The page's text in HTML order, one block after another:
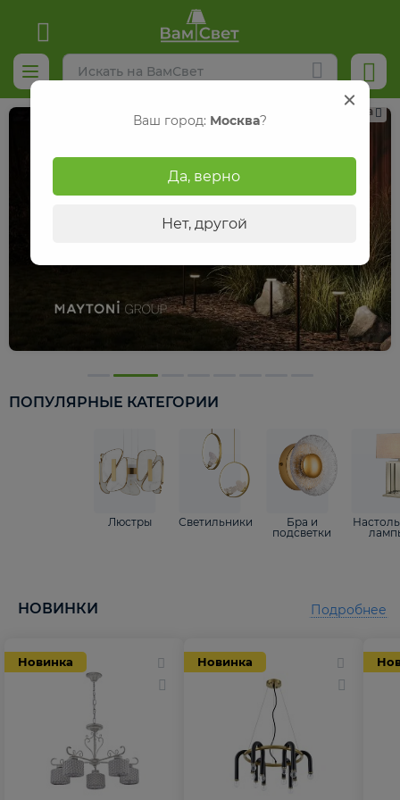
Реклама
ПОПУЛЯРНЫЕ КАТЕГОРИИ
Люстры Светильники
Бра и
подсветки
НОВИНКИ
Новинка Новинка
Подробнее
Ваш город: Москва?
Да, верно
Нет, другой